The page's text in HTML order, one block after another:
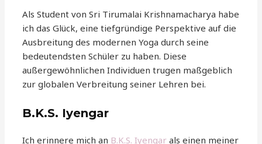
Als Student von Sri Tirumalai Krishnamacharya habe
ich das Glück, eine tiefgründige Perspektive auf die
Ausbreitung des modernen Yoga durch seine
bedeutendsten Schüler zu haben. Diese
außergewöhnlichen Individuen trugen maßgeblich
zur globalen Verbreitung seiner Lehren bei.
B.K.S. Iyengar
Ich erinnere mich an B.K.S. Iyengar als einen meiner